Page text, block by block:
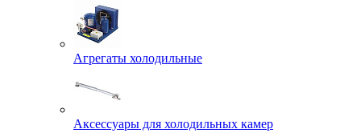
Агрегаты холодильные
Аксессуары для холодильных камер